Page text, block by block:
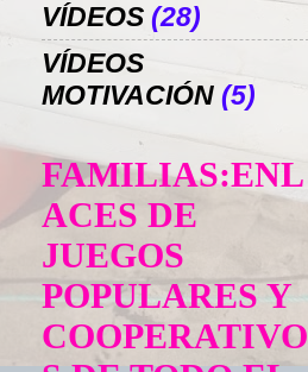
VÍDEOS (28)
VÍDEOS
MOTIVACIÓN (5)
FAMILIAS:ENL
ACES DE
JUEGOS
POPULARES Y
COOPERATIVO